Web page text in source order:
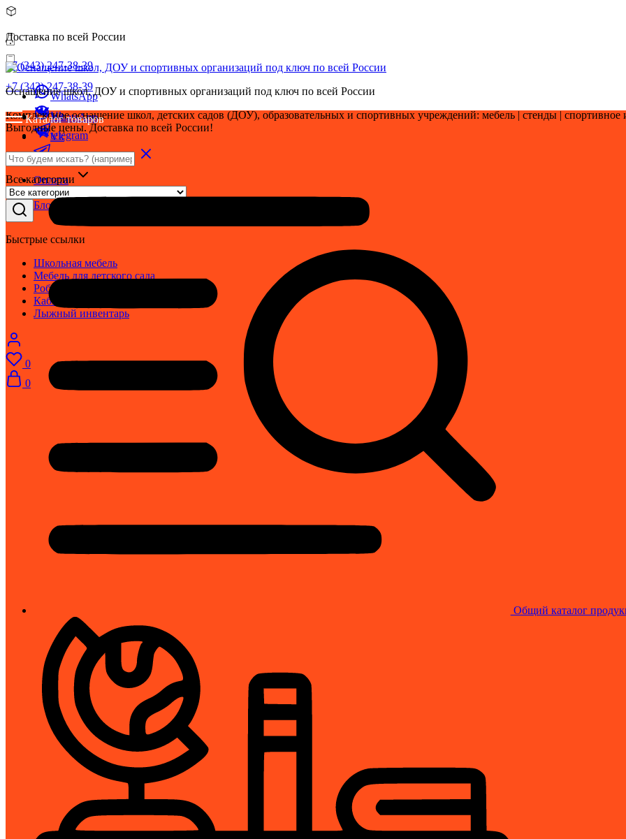
Доставка по всей России
+7 (343) 247-38-39
WhatsApp
Vk
telegram
Оплата
Доставка
Блог
+7 (343) 247-38-39
WhatsApp
Vk
telegram
Оснащение школ, ДОУ и спортивных организаций под ключ по всей России
Комплексное оснащение школ, детских садов (ДОУ), образовательных и спортивных учреждений: мебель | стенды | cпортивное
Выгодные цены. Доставка по всей России!
Все категории
Быстрые ссылки
Школьная мебель
Мебель для детского сада
Робототехника
Кабинет ОБЗР
Лыжный инвентарь
0
0
Каталог товаров
Общий каталог